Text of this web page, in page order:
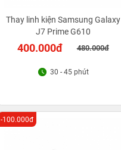
Thay linh kiện Samsung Galaxy
J7 Prime G610
400.000đ 480.000đ
30 - 45 phút
-100.000đ